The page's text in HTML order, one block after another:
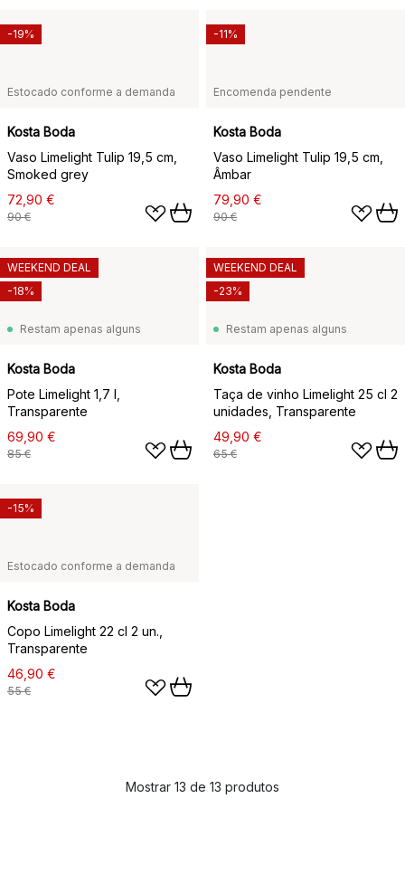
Estocado conforme a demanda
Kosta Boda
Vaso Limelight Tulip 19,5 cm,
Smoked grey
72,90 €
90 €
-19%
Encomenda pendente
Kosta Boda
Vaso Limelight Tulip 19,5 cm,
Âmbar
79,90 €
90 €
-11%
Restam apenas alguns
Kosta Boda
Pote Limelight 1,7 l,
Transparente
69,90 €
85 €
WEEKEND DEAL
-18%
Restam apenas alguns
Kosta Boda
Taça de vinho Limelight 25 cl 2
unidades, Transparente
49,90 €
65 €
WEEKEND DEAL
-23%
Estocado conforme a demanda
Kosta Boda
Copo Limelight 22 cl 2 un.,
Transparente
46,90 €
55 €
-15%
Mostrar 13 de 13 produtos